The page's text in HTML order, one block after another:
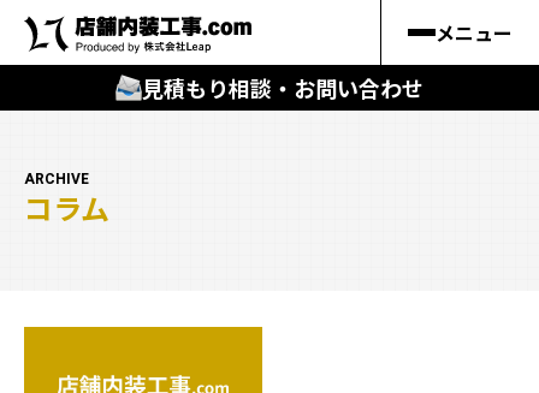
メニュー
見積もり相談・お問い合わせ
キーワードから
ARCHIVE
コラム